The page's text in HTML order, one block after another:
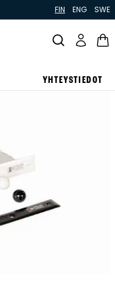
FIN ENG SWE
YHTEYSTIEDOT